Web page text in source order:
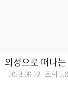
의성으로 떠나
2023.09.22 조회